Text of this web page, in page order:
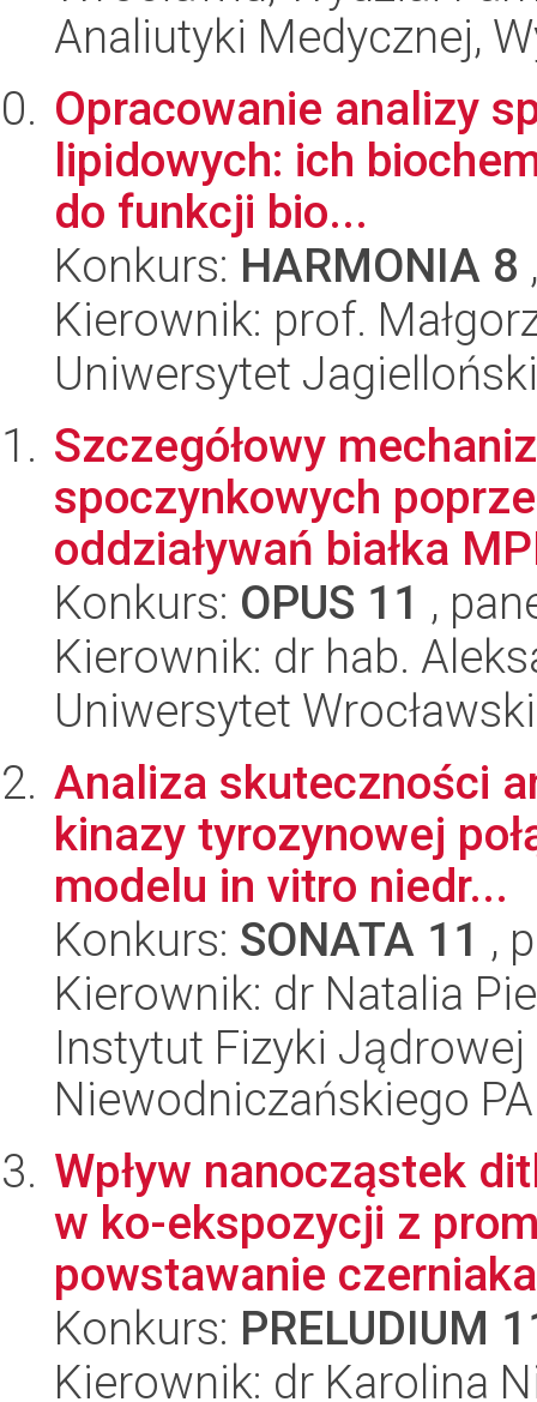
Analiutyki Medycznej,
Opracowanie analizy
lipidowych: ich
do funkcji bio...
Konkurs: HARMONIA 8
Kierownik: prof.
Uniwersytet
Szczegółowy
spoczynkowych
oddziaływań białka
Konkurs: OPUS 11 ,
Kierownik: dr hab.
Uniwersytet
Analiza skuteczności
kinazy tyrozynowej
modelu in vitro niedr...
Konkurs: SONATA 11 ,
Kierownik: dr Natalia
Instytut Fizyki
Niewodniczańskiego
Wpływ nanocząstek
w ko-ekspozycji z
powstawanie
Konkurs: PRELUDIUM
Kierownik: dr Karolina